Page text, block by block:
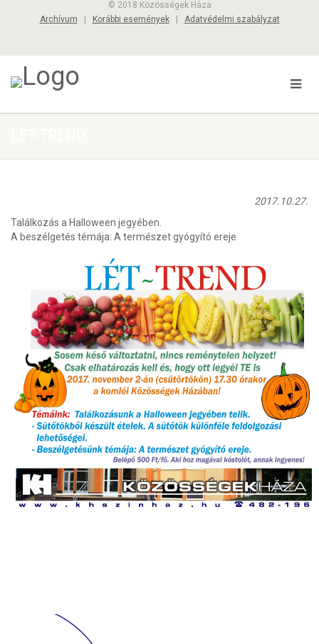
© 2018 Közösségek Háza
Archívum
Korábbi események| Adatvédelmi szabályzat
2017.10.27.
Találkozás a Halloween jegyében.
A beszélgetés témája: A természet gyógyító ereje